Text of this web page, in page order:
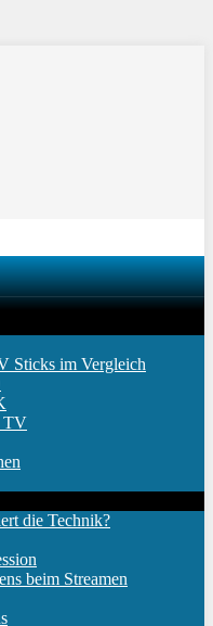
Sticks im Vergleich
TV
die Technik?
beim Streamen